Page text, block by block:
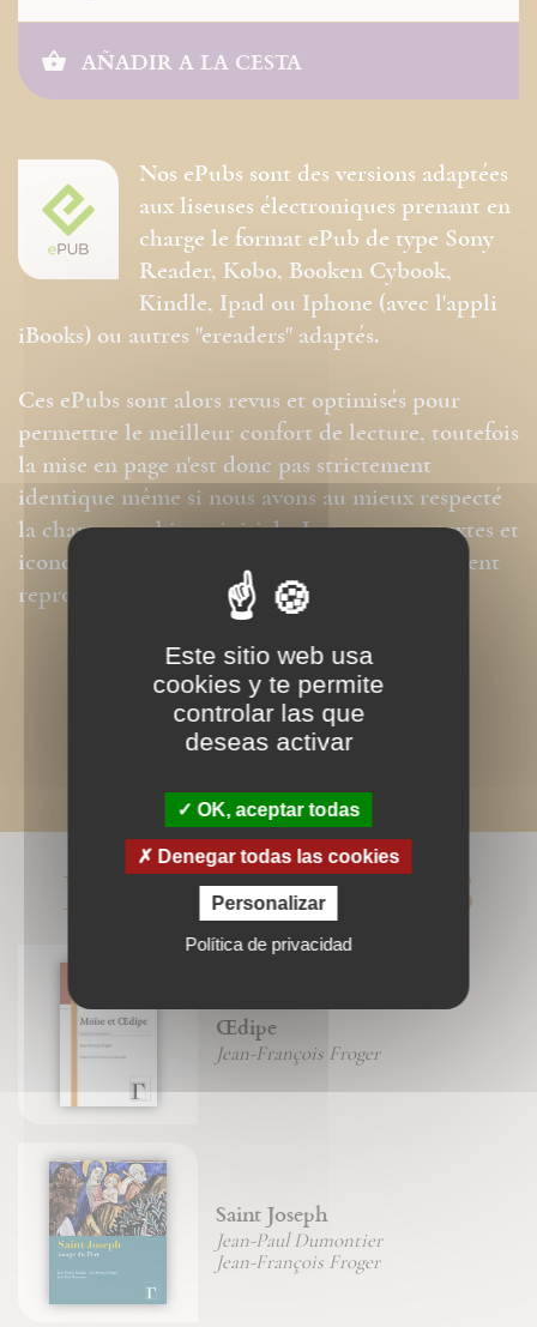
AÑADIR A LA CESTA
Nos ePubs sont des versions adaptées
aux liseuses électroniques prenant en
charge le format ePub de type Sony
Reader, Kobo, Booken Cybook,
Kindle, Ipad ou Iphone (avec l'appli
iBooks) ou autres "ereaders" adaptés.
Ces ePubs sont alors revus et optimisés pour
permettre le meilleur confort de lecture, toutefois
la mise en page n'est donc pas strictement
identique même si nous avons au mieux respecté
la charte graphique initiale. Les contenus textes et
iconographiques sont, par contre, intégralement
reproduits dans ce format.
LIVRES ASSOCIÉS
Œdipe
Jean-François Froger
Saint Joseph
Jean-Paul Dumontier
Jean-François Froger
Este sitio web usa
cookies y te permite
controlar las que
deseas activar
OK, aceptar todas
Denegar todas las cookies
Personalizar
Política de privacidad